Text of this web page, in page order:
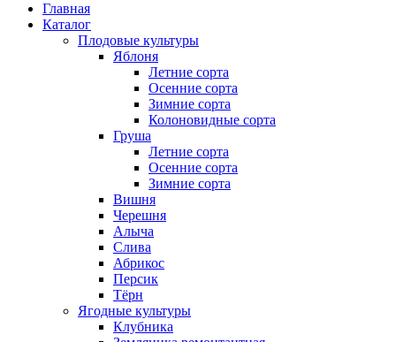
Главная
Каталог
Плодовые культуры
Яблоня
Летние сорта
Осенние сорта
Зимние сорта
Колоновидные сорта
Груша
Летние сорта
Осенние сорта
Зимние сорта
Вишня
Черешня
Алыча
Слива
Абрикос
Персик
Тёрн
Ягодные культуры
Клубника